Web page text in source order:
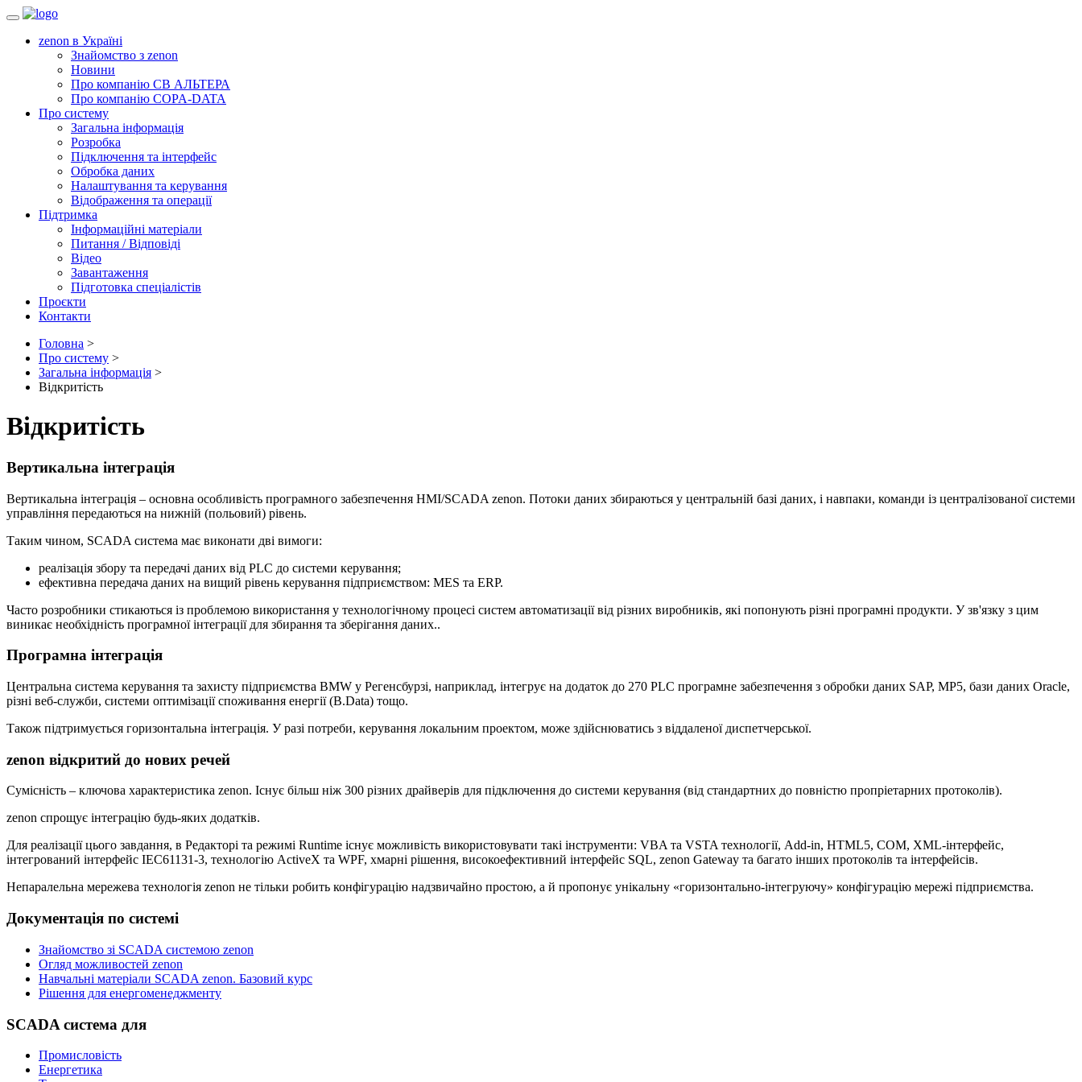
Toggle
zenon в Україні
Знайомство з zenon
Новини
Про компанію СВ АЛЬТЕРА
Про компанію COPA-DATA
Про систему
Загальна інформація
Розробка
Підключення та інтерфейс
Обробка даних
Налаштування та керування
Відображення та операції
Підтримка
Інформаційні матеріали
Питання / Відповіді
Відео
Завантаження
Підготовка спеціалістів
Проєкти
Контакти
Головна >
Про систему >
Загальна інформація >
Відкритість
Відкритість
Вертикальна інтеграція
Вертикальна інтеграція – основна особливість програмного забезпечення HMI/SCADA zenon. Потоки даних збираються у центральній базі даних, і навпаки, команди із централізованої системи
управління передаються на нижній (польовий) рівень.
Таким чином, SCADA система має виконати дві вимоги:
реалізація збору та передачі даних від PLC до системи керування;
ефективна передача даних на вищий рівень керування підприємством: MES та ERP.
Часто розробники стикаються із проблемою використання у технологічному процесі систем автоматизації від різних виробників, які попонують різні програмні продукти. У зв'язку з цим
виникає необхідність програмної інтеграції для збирання та зберігання даних..
Програмна інтеграція
Центральна система керування та захисту підприємства BMW у Регенсбурзі, наприклад, інтегрує на додаток до 270 PLC програмне забезпечення з обробки даних SAP, MP5, бази даних Oracle,
різні веб-служби, системи оптимізації споживання енергії (B.Data) тощо.
Також підтримується горизонтальна інтеграція. У разі потреби, керування локальним проектом, може здійснюватись з віддаленої диспетчерської.
zenon відкритий до нових речей
Сумісність – ключова характеристика zenon. Існує більш ніж 300 різних драйверів для підключення до системи керування (від стандартних до повністю пропріетарних протоколів).
zenon спрощує інтеграцію будь-яких додатків.
Для реалізації цього завдання, в Редакторі та режимі Runtime існує можливість використовувати такі інструменти: VBA та VSTA технології, Add-in, HTML5, COM, XML-інтерфейс,
інтегрований інтерфейс IEC61131-3, технологію ActiveX та WPF, хмарні рішення, високоефективний інтерфейс SQL, zenon Gateway та багато інших протоколів та інтерфейсів.
Непаралельна мережева технологія zenon не тільки робить конфігурацію надзвичайно простою, а й пропонує унікальну «горизонтально-інтегруючу» конфігурацію мережі підприємства.
Документація по системі
Знайомство зі SCADA системою zenon
Огляд можливостей zenon
Навчальні матеріали SCADA zenon. Базовий курс
Рішення для енергоменеджменту
SCADA система для
Промисловість
Енергетика